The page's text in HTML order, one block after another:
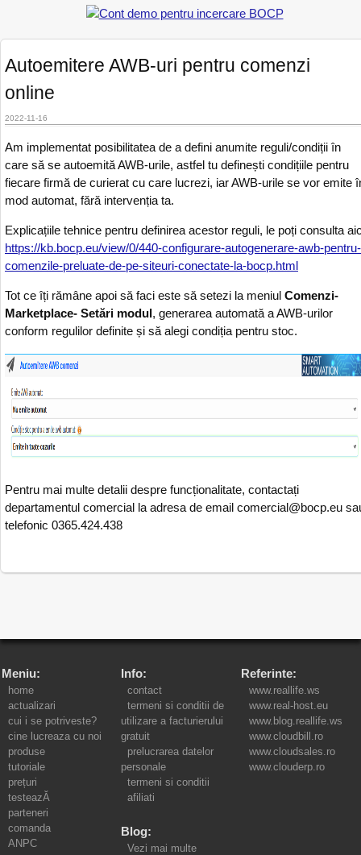
Autoemitere AWB-uri pentru comenzi
online
2022-11-16
Am implementat posibilitatea de a defini anumite reguli/condiții în
care să se autoemită AWB-urile, astfel tu definești condițiile pentru
fiecare firmă de curierat cu care lucrezi, iar AWB-urile se vor emite
mod automat, fără intervenția ta.
Explicațiile tehnice pentru definirea acestor reguli, le poți consulta
https://kb.bocp.eu/view/0/440-configurare-autogenerare-awb-pentru-
comenzile-preluate-de-pe-siteuri-conectate-la-bocp.html
Tot ce îți rămâne apoi să faci este să setezi la meniul Comenzi-
Marketplace- Setări modul, generarea automată a AWB-urilor
conform regulilor definite și să alegi condiția pentru stoc.
Pentru mai multe detalii despre funcționalitate, contactați
departamentul comercial la adresa de email comercial@bocp.eu
telefonic 0365.424.438
Meniu:
home
actualizari
cui i se potriveste?
cine lucreaza cu noi
produse
tutoriale
prețuri
testeazĂ
parteneri
comanda
ANPC
Info:
contact
termeni si conditii de
utilizare a facturierului
gratuit
prelucrarea datelor
personale
termeni si conditii
afiliati
Blog:
Vezi mai multe
Referinte:
www.reallife.ws
www.real-host.eu
www.blog.reallife.ws
www.cloudbill.ro
www.cloudsales.ro
www.clouderp.ro